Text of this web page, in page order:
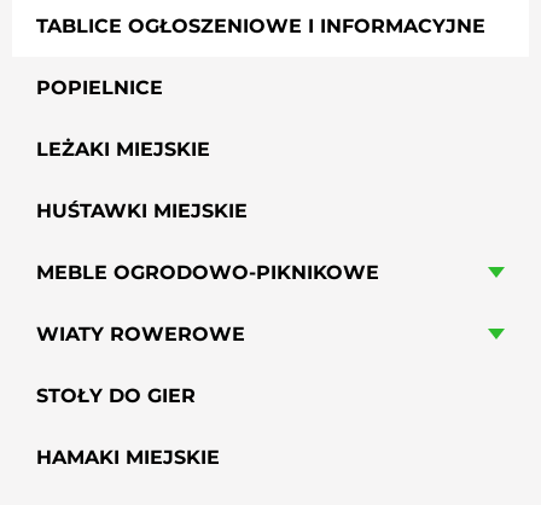
TABLICE OGŁOSZENIOWE I INFORMACYJNE
POPIELNICE
LEŻAKI MIEJSKIE
HUŚTAWKI MIEJSKIE
MEBLE OGRODOWO-PIKNIKOWE
WIATY ROWEROWE
STOŁY DO GIER
HAMAKI MIEJSKIE